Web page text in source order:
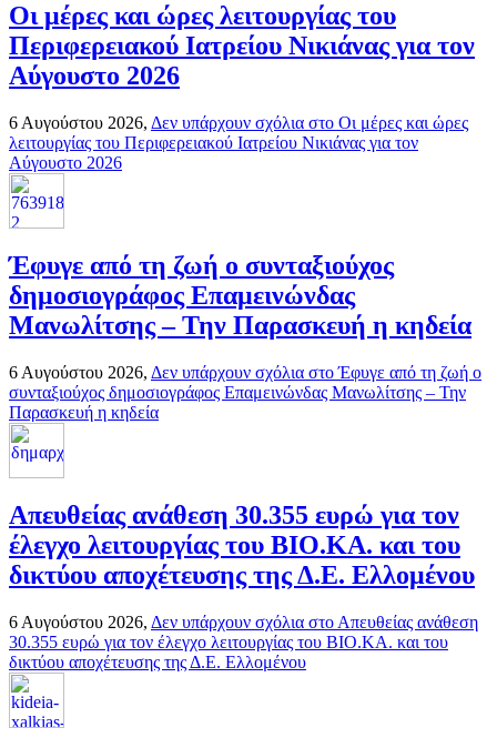
Οι μέρες και ώρες λειτουργίας του
Περιφερειακού Ιατρείου Νικιάνας για τον
Αύγουστο 2026
6 Αυγούστου 2026, Δεν υπάρχουν σχόλια στο Οι μέρες και ώρες
λειτουργίας του Περιφερειακού Ιατρείου Νικιάνας για τον
Αύγουστο 2026
Έφυγε από τη ζωή ο συνταξιούχος
δημοσιογράφος Επαμεινώνδας
Μανωλίτσης – Την Παρασκευή η κηδεία
6 Αυγούστου 2026, Δεν υπάρχουν σχόλια στο Έφυγε από τη ζωή ο
συνταξιούχος δημοσιογράφος Επαμεινώνδας Μανωλίτσης – Την
Παρασκευή η κηδεία
Απευθείας ανάθεση 30.355 ευρώ για τον
έλεγχο λειτουργίας του ΒΙΟ.ΚΑ. και του
δικτύου αποχέτευσης της Δ.Ε. Ελλομένου
6 Αυγούστου 2026, Δεν υπάρχουν σχόλια στο Απευθείας ανάθεση
30.355 ευρώ για τον έλεγχο λειτουργίας του ΒΙΟ.ΚΑ. και του
δικτύου αποχέτευσης της Δ.Ε. Ελλομένου